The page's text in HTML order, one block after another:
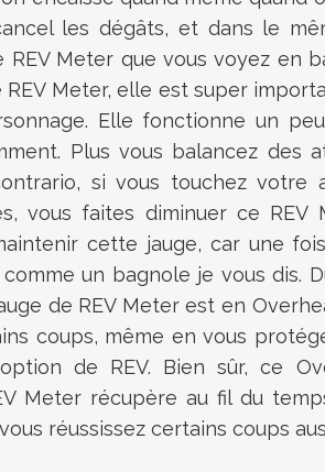
les dégâts, et dans le
Meter que vous voyez en
Meter, elle est super
Elle fonctionne un
Plus vous balancez des
si vous touchez votre
vous faites diminuer ce
cette jauge, car une
un bagnole je vous dis.
de REV Meter est en
coups, même en vous
de REV. Bien sûr, ce
Meter récupère au fil du
réussissez certains coups